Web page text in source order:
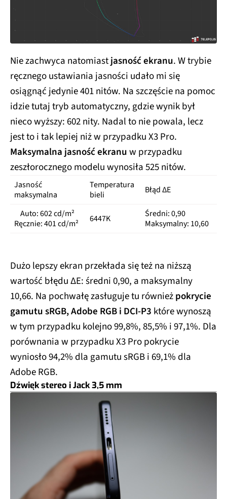
Nie zachwyca natomiastjasność ekranu. W trybie
ręcznego ustawiania jasności udało mi się
osiągnąć jedynie 401 nitów. Na szczęście na pomoc
idzie tutaj tryb automatyczny, gdzie wynik był
nieco wyższy: 602 nity. Nadal to nie powala, lecz
jest to i tak lepiej niż w przypadku X3 Pro.
Maksymalna jasność ekranuw przypadku
zeszłorocznego modelu wynosiła 525 nitów.
Jasność
maksymalna
Temperatura
bieli
Błąd ΔE
Auto: 602 cd/m²
Ręcznie: 401 cd/m²
6447K
Średni: 0,90
Maksymalny: 10,60
Dużo lepszy ekran przekłada się też na niższą
wartość błędu ΔE: średni 0,90, a maksymalny
10,66. Na pochwałę zasługuje tu równieżpokrycie
gamutu sRGB, Adobe RGB i DCI-P3 które wynoszą
w tym przypadku kolejno 99,8%, 85,5% i 97,1%. Dla
porównania w przypadku X3 Pro pokrycie
wyniosło 94,2% dla gamutu sRGB i 69,1% dla
Adobe RGB.
Dźwięk stereo i Jack 3,5 mm